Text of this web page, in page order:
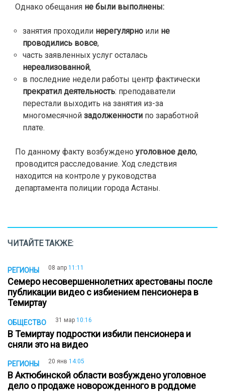
Однако обещания не были выполнены:
занятия проходили нерегулярно или не
проводились вовсе,
часть заявленных услуг осталась
нереализованной,
в последние недели работы центр фактически
прекратил деятельность: преподаватели
перестали выходить на занятия из-за
многомесячной задолженности по заработной
плате.
По данному факту возбуждено уголовное дело,
проводится расследование. Ход следствия
находится на контроле у руководства
департамента полиции города Астаны.
ЧИТАЙТЕ ТАКЖЕ:
РЕГИОНЫ 08 апр 11:11
Семеро несовершеннолетних арестованы после
публикации видео с избиением пенсионера в
Темиртау
ОБЩЕСТВО 31 мар 10:16
В Темиртау подростки избили пенсионера и
сняли это на видео
РЕГИОНЫ 20 янв 14:05
В Актюбинской области возбуждено уголовное
дело о продаже новорожденного в роддоме